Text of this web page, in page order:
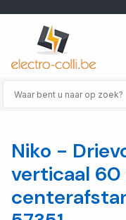
Niko -
verticaal 60